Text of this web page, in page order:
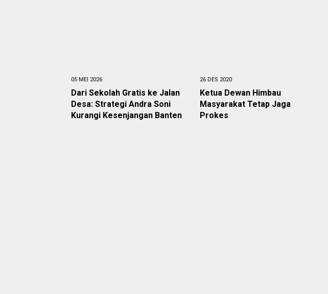
05 MEI 2026
Dari Sekolah Gratis ke Jalan
Desa: Strategi Andra Soni
Kurangi Kesenjangan Banten
26 DES 2020
Ketua Dewan Himbau
Masyarakat Tetap Jaga
Prokes